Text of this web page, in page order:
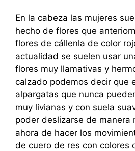
En la cabeza las mujeres
hecho de flores que
flores de cállenla de color
actualidad se suelen usar
flores muy llamativas y
calzado podemos decir que
alpargatas que nunca
muy livianas y con suela
poder deslizarse de manera
ahora de hacer los
de cuero de res con colores